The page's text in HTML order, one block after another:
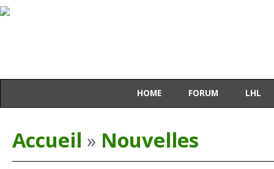
HOME FORUM LHL
Vous êtes ici
Accueil » Nouvelles